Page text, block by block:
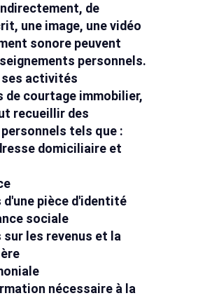
de
une image, une vidéo
sonore peuvent
personnels.
ses activités
courtage immobilier,
recueillir des
tels que :
domiciliaire et
d'une pièce d'identité
sociale
sur les revenus et la
nécessaire à la